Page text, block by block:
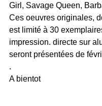
Girl, Savage Queen,
Ces oeuvres originales,
est limité à 30
impression. directe sur
seront présentées de
.
A bientot